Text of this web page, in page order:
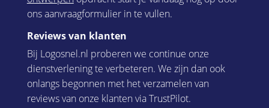
ons aanvraagformulier in te vullen.
Reviews van klanten
Bij Logosnel.nl proberen we continue onze
dienstverlening te verbeteren. We zijn dan ook
onlangs begonnen met het verzamelen van
reviews van onze klanten via TrustPilot.